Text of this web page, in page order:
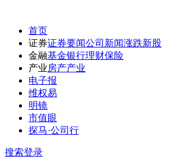
首页
证券证券要闻公司新闻涨跌新股
金融基金银行理财保险
产业房产产业
电子报
维权易
明镜
市值眼
探马·公司行
搜索登录